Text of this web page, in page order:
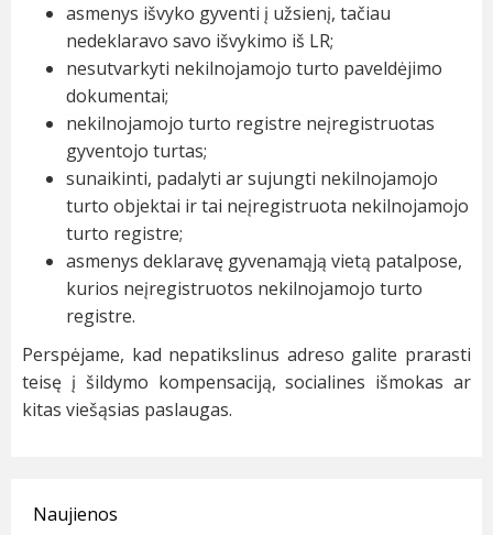
asmenys išvyko gyventi į užsienį, tačiau
nedeklaravo savo išvykimo iš LR;
nesutvarkyti nekilnojamojo turto paveldėjimo
dokumentai;
nekilnojamojo turto registre neįregistruotas
gyventojo turtas;
sunaikinti, padalyti ar sujungti nekilnojamojo
turto objektai ir tai neįregistruota nekilnojamojo
turto registre;
asmenys deklaravę gyvenamąją vietą patalpose,
kurios neįregistruotos nekilnojamojo turto
registre.
Perspėjame, kad nepatikslinus adreso galite prarasti
teisę į šildymo kompensaciją, socialines išmokas ar
kitas viešąsias paslaugas.
Naujienos